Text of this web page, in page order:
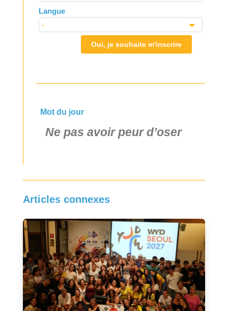
Langue
Oui, je souhaite m'inscrire
Mot du jour
Ne pas avoir peur d’oser
Articles connexes